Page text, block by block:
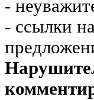
-
- ссылки